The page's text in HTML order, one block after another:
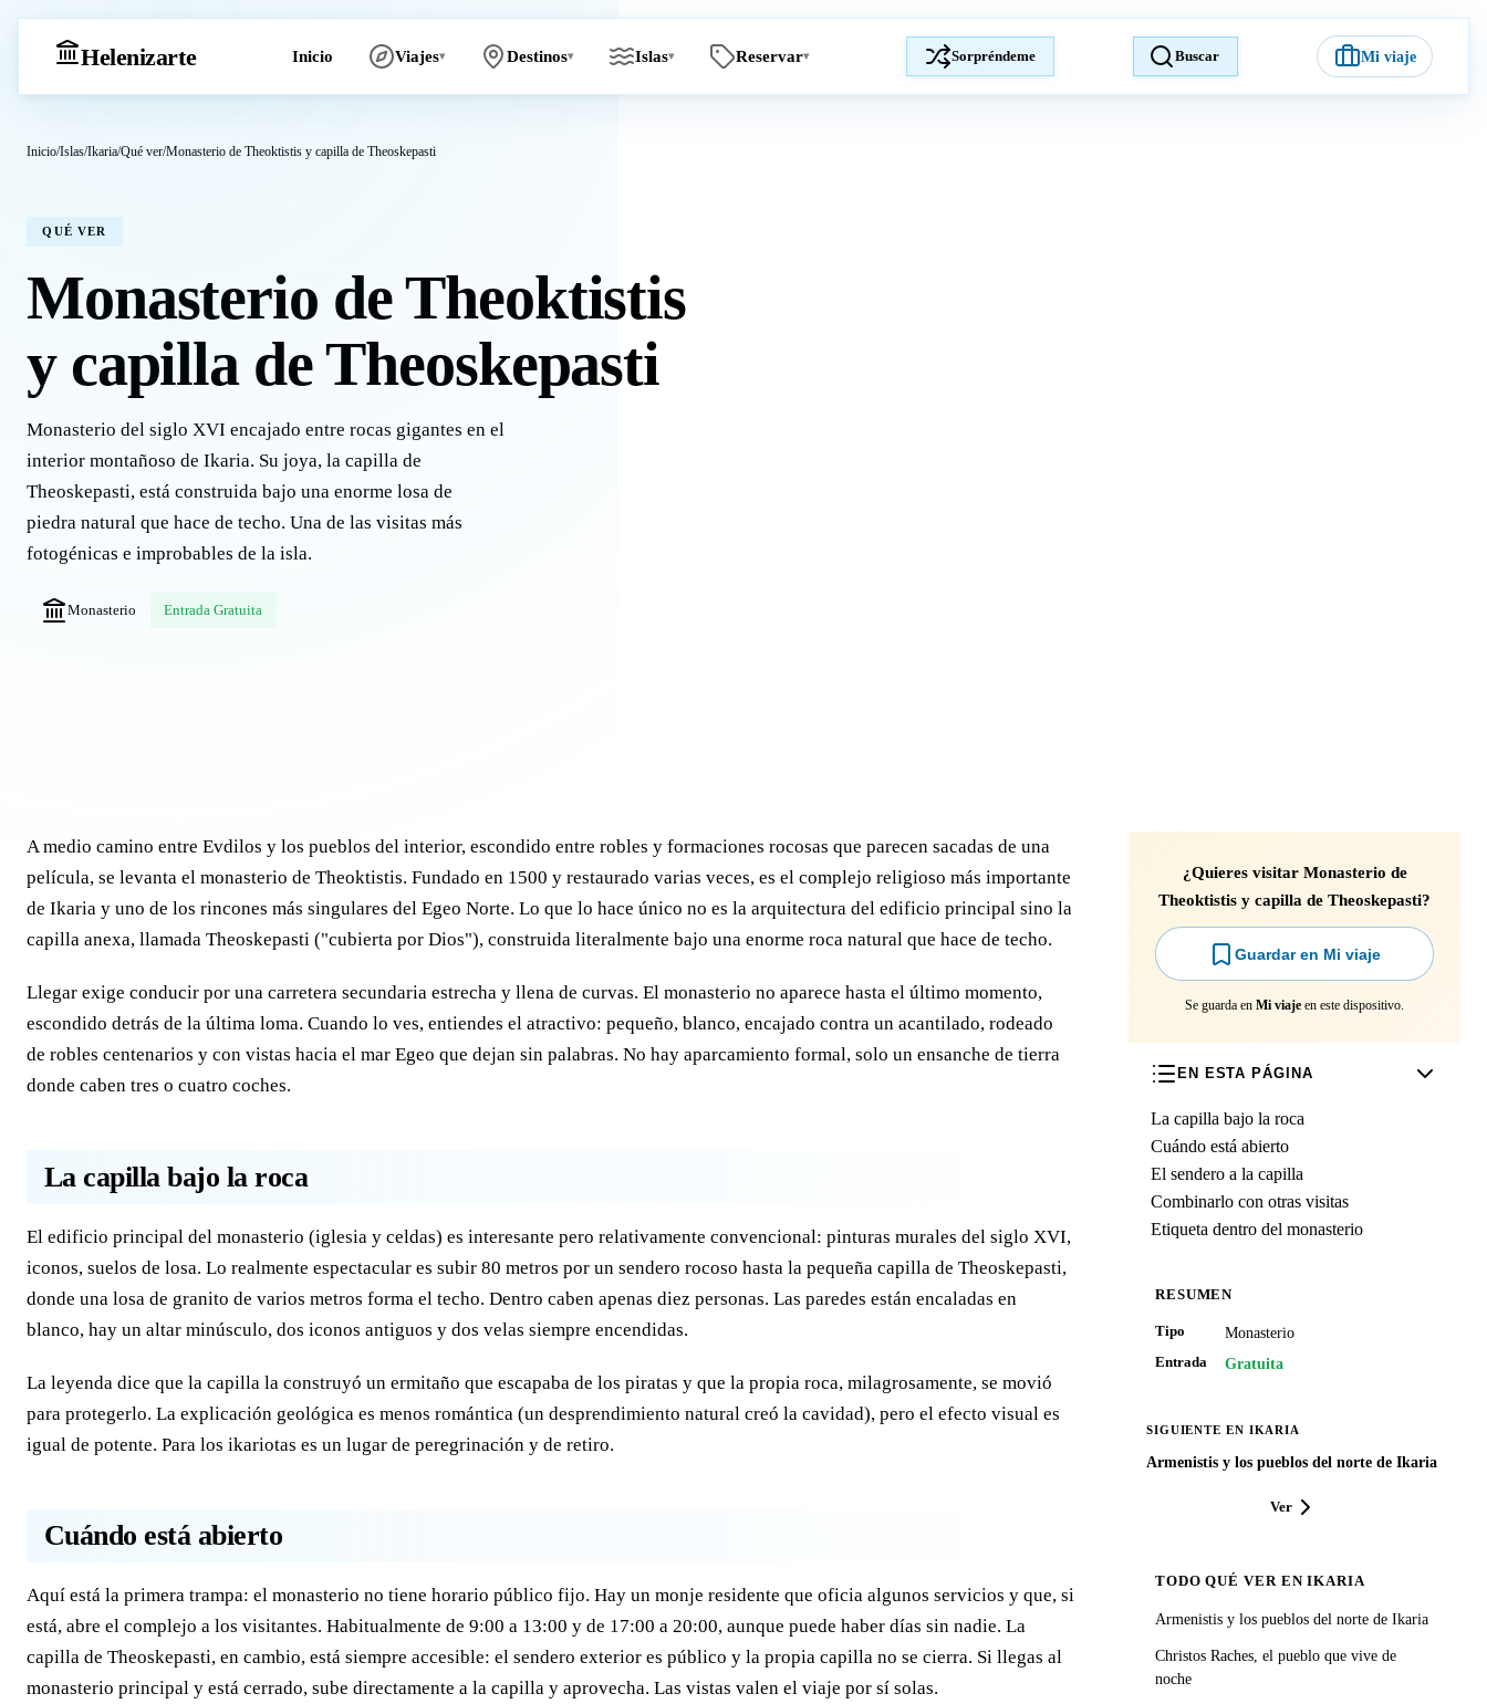
Helenizarte Inicio Viajes▾ Destinos▾ Islas▾ Reservar▾ Sorpréndeme Buscar Mi viaje
Inicio/Islas/Ikaria/Qué ver/Monasterio de Theoktistis y capilla de Theoskepasti
QUÉ VER
Monasterio de Theoktistis
y capilla de Theoskepasti
Monasterio del siglo XVI encajado entre rocas gigantes en el
interior montañoso de Ikaria. Su joya, la capilla de
Theoskepasti, está construida bajo una enorme losa de
piedra natural que hace de techo. Una de las visitas más
fotogénicas e improbables de la isla.
Monasterio Entrada Gratuita
A medio camino entre Evdilos y los pueblos del interior, escondido entre robles y formaciones rocosas que parecen sacadas de una
película, se levanta el monasterio de Theoktistis. Fundado en 1500 y restaurado varias veces, es el complejo religioso más importante
de Ikaria y uno de los rincones más singulares del Egeo Norte. Lo que lo hace único no es la arquitectura del edificio principal sino la
capilla anexa, llamada Theoskepasti ("cubierta por Dios"), construida literalmente bajo una enorme roca natural que hace de techo.
Llegar exige conducir por una carretera secundaria estrecha y llena de curvas. El monasterio no aparece hasta el último momento,
escondido detrás de la última loma. Cuando lo ves, entiendes el atractivo: pequeño, blanco, encajado contra un acantilado, rodeado
de robles centenarios y con vistas hacia el mar Egeo que dejan sin palabras. No hay aparcamiento formal, solo un ensanche de tierra
donde caben tres o cuatro coches.
La capilla bajo la roca
El edificio principal del monasterio (iglesia y celdas) es interesante pero relativamente convencional: pinturas murales del siglo XVI,
iconos, suelos de losa. Lo realmente espectacular es subir 80 metros por un sendero rocoso hasta la pequeña capilla de Theoskepasti,
donde una losa de granito de varios metros forma el techo. Dentro caben apenas diez personas. Las paredes están encaladas en
blanco, hay un altar minúsculo, dos iconos antiguos y dos velas siempre encendidas.
La leyenda dice que la capilla la construyó un ermitaño que escapaba de los piratas y que la propia roca, milagrosamente, se movió
para protegerlo. La explicación geológica es menos romántica (un desprendimiento natural creó la cavidad), pero el efecto visual es
igual de potente. Para los ikariotas es un lugar de peregrinación y de retiro.
Cuándo está abierto
Aquí está la primera trampa: el monasterio no tiene horario público fijo. Hay un monje residente que oficia algunos servicios y que, si
está, abre el complejo a los visitantes. Habitualmente de 9:00 a 13:00 y de 17:00 a 20:00, aunque puede haber días sin nadie. La
capilla de Theoskepasti, en cambio, está siempre accesible: el sendero exterior es público y la propia capilla no se cierra. Si llegas al
monasterio principal y está cerrado, sube directamente a la capilla y aprovecha. Las vistas valen el viaje por sí solas.
¿Quieres visitar Monasterio de
Theoktistis y capilla de Theoskepasti?
Guardar en Mi viaje
Se guarda en Mi viaje en este dispositivo.
EN ESTA PÁGINA
La capilla bajo la roca
Cuándo está abierto
El sendero a la capilla
Combinarlo con otras visitas
Etiqueta dentro del monasterio
RESUMEN
Tipo Monasterio
Entrada Gratuita
SIGUIENTE EN IKARIA
Armenistis y los pueblos del norte de Ikaria
Ver
TODO QUÉ VER EN IKARIA
Armenistis y los pueblos del norte de Ikaria
Christos Raches, el pueblo que vive de
noche